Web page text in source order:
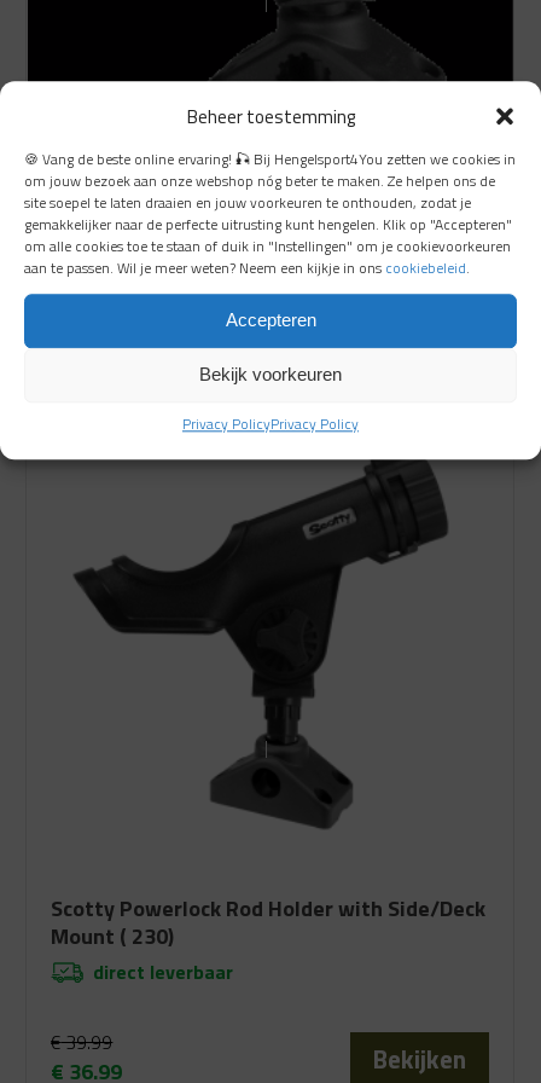
Beheer toestemming
🍪 Vang de beste online ervaring! 🎣 Bij Hengelsport4You zetten we cookies in
om jouw bezoek aan onze webshop nóg beter te maken. Ze helpen ons de
site soepel te laten draaien en jouw voorkeuren te onthouden, zodat je
gemakkelijker naar de perfecte uitrusting kunt hengelen. Klik op "Accepteren"
om alle cookies toe te staan of duik in "Instellingen" om je cookievoorkeuren
aan te passen. Wil je meer weten? Neem een kijkje in ons cookiebeleid.
Accepteren
Bekijk voorkeuren
Privacy PolicyPrivacy Policy
Scotty Baitcaster/Spinning Rod Holder +
Side/Deck Mount (280)
direct leverbaar
€33.99
Oorspronkelijke
Huidige
Scotty Powerlock Rod Holder with Side/Deck
Mount ( 230)
direct leverbaar
€39.99
€ 36.99
Bekijken